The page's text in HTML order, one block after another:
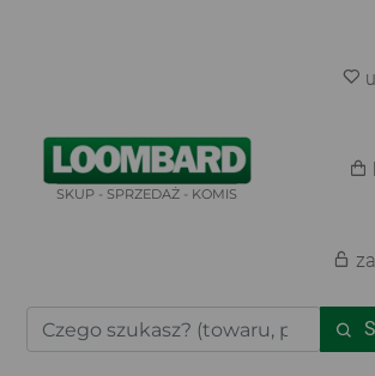
SKUP - SPRZEDAŻ - KOMIS